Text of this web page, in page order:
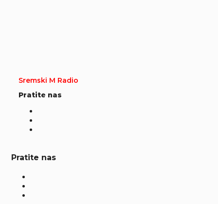
Sremski M Radio
Pratite nas
Pratite nas